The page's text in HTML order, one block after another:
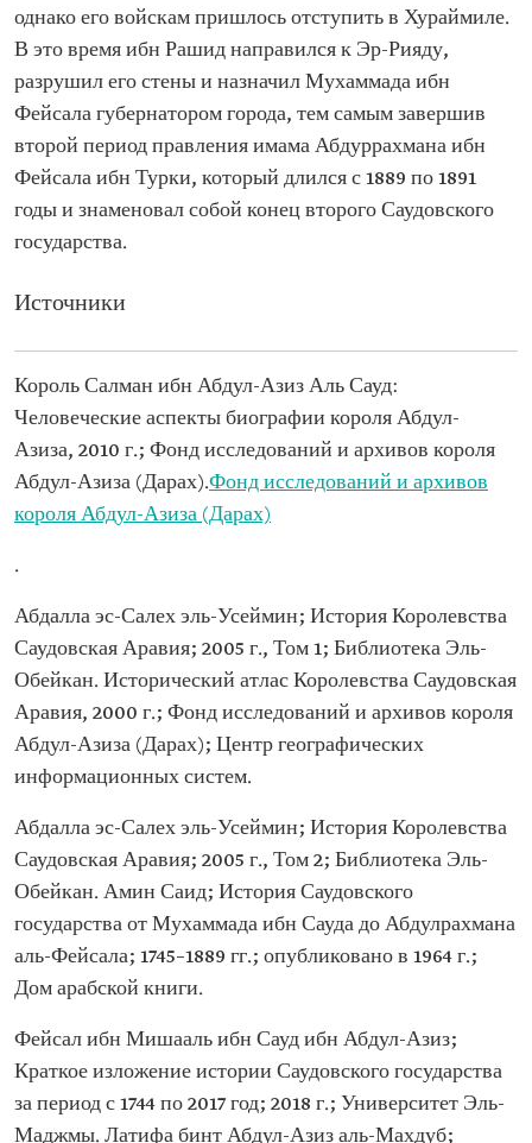
однако его войскам пришлось отступить в Хураймиле.
В это время ибн Рашид направился к Эр-Рияду,
разрушил его стены и назначил Мухаммада ибн
Фейсала губернатором города, тем самым завершив
второй период правления имама Абдуррахмана ибн
Фейсала ибн Турки, который длился с 1889 по 1891
годы и знаменовал собой конец второго Саудовского
государства.
Источники
Король Салман ибн Абдул-Азиз Аль Сауд:
Человеческие аспекты биографии короля Абдул-
Азиза, 2010 г.; Фонд исследований и архивов короля
Абдул-Азиза (Дарах).Фонд исследований и архивов
короля Абдул-Азиза (Дарах)
.
Абдалла эс-Салех эль-Усеймин; История Королевства
Саудовская Аравия; 2005 г., Том 1; Библиотека Эль-
Обейкан. Исторический атлас Королевства Саудовская
Аравия, 2000 г.; Фонд исследований и архивов короля
Абдул-Азиза (Дарах); Центр географических
информационных систем.
Абдалла эс-Салех эль-Усеймин; История Королевства
Саудовская Аравия; 2005 г., Том 2; Библиотека Эль-
Обейкан. Амин Саид; История Саудовского
государства от Мухаммада ибн Сауда до Абдулрахмана
аль-Фейсала; 1745–1889 гг.; опубликовано в 1964 г.;
Дом арабской книги.
Фейсал ибн Мишааль ибн Сауд ибн Абдул-Азиз;
Краткое изложение истории Саудовского государства
за период с 1744 по 2017 год; 2018 г.; Университет Эль-
Маджмы. Латифа бинт Абдул-Азиз аль-Махдуб;